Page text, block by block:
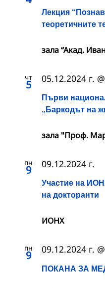
Лекция
теоретичните
зала “Акад.
чт
5
Първи
„Баркодът на
05.12.2024 г.
зала "Проф.
пн
9
Участие на
на докторанти
09.12.2024 г.
ИОНХ
пн
9
ПОКАНА ЗА
09.12.2024 г.